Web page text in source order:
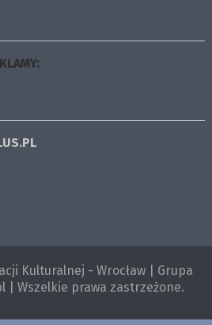
Kulturalnej - Wrocław | Grupa
| Wszelkie prawa zastrzeżone.